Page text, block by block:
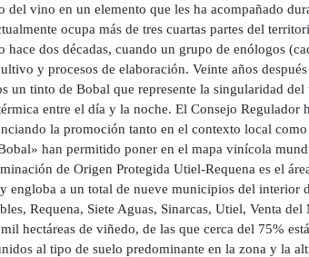
vino en un elemento que les ha acompañado
ocupa más de tres cuartas partes del
dos décadas, cuando un grupo de enólogos
y procesos de elaboración. Veinte años
un tinto de Bobal que represente la singularidad
entre el día y la noche. El Consejo Regulador
la promoción tanto en el contexto local
han permitido poner en el mapa vinícola
de Origen Protegida Utiel-Requena es el
engloba a un total de nueve municipios del interior
Requena, Siete Aguas, Sinarcas, Utiel, Venta
hectáreas de viñedo, de las que cerca del 75%
al tipo de suelo predominante en la zona y la